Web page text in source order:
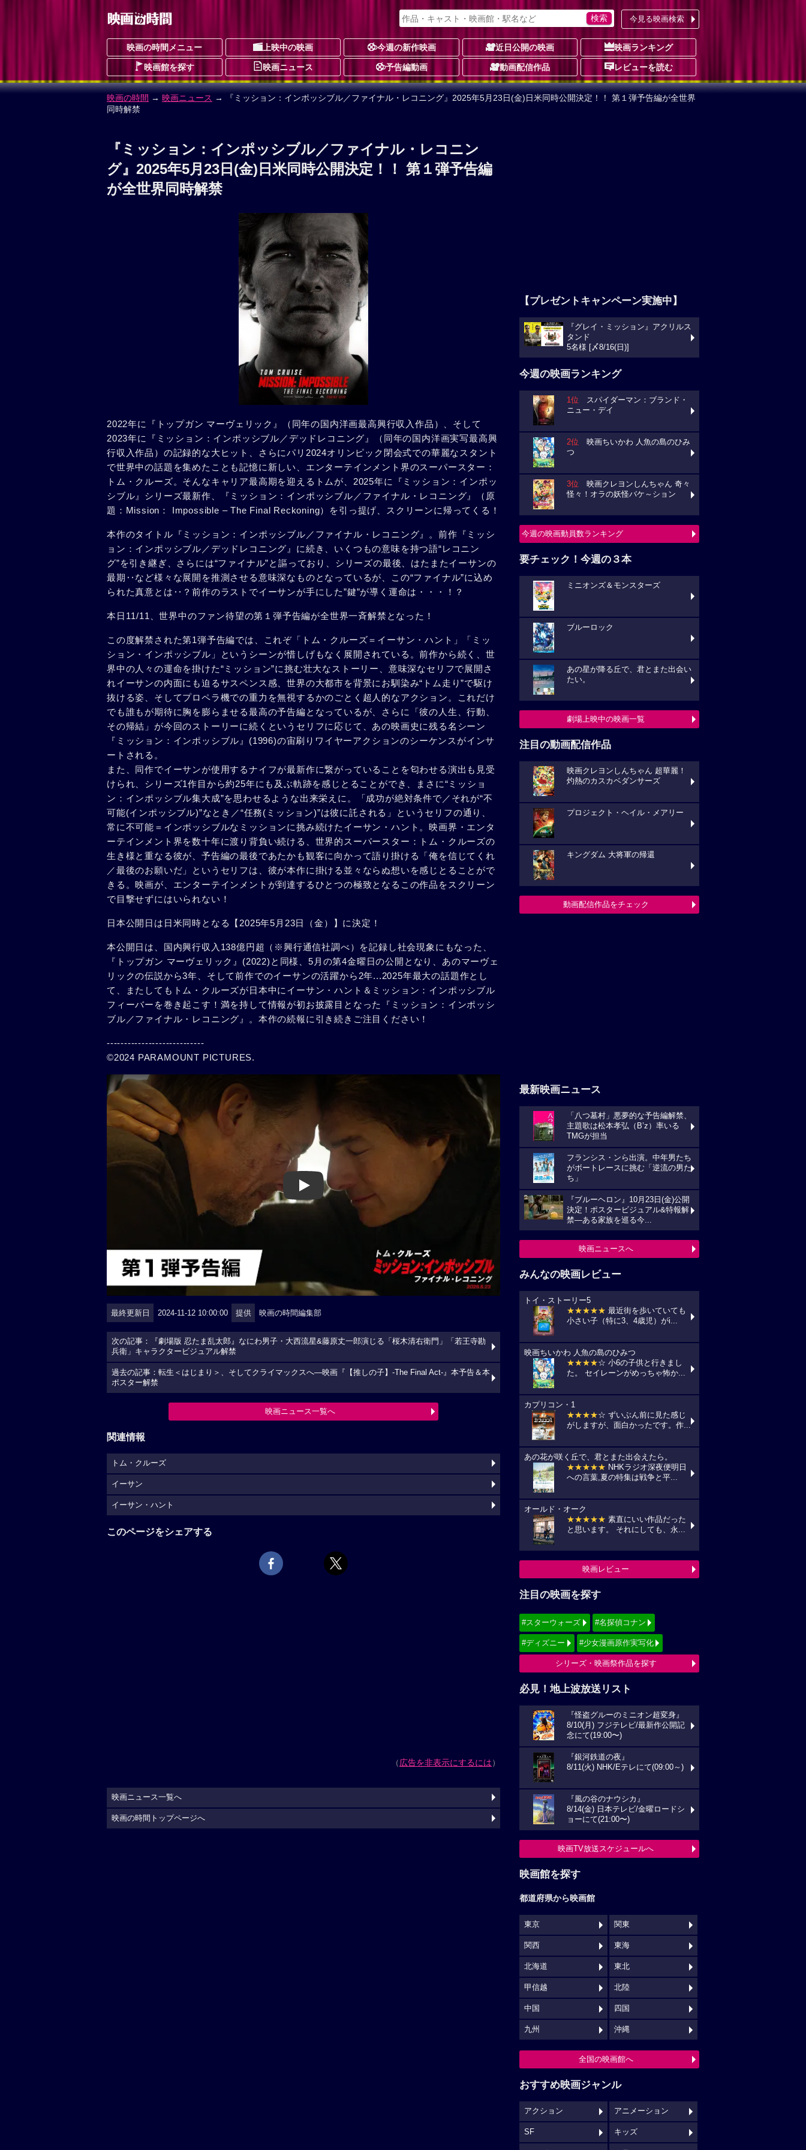
今見る映画検索
映画の時間メニュー 上映中の映画 今週の新作映画 近日公開の映画 映画ランキング
映画館を探す 映画ニュース 予告編動画 動画配信作品 レビューを読む
映画の時間 → 映画ニュース → 『ミッション：インポッシブル／ファイナル・レコニング』2025年5月23日(金)日米同時公開決定！！ 第１弾予告編が全世界
同時解禁
『ミッション：インポッシブル／ファイナル・レコニン
グ』2025年5月23日(金)日米同時公開決定！！ 第１弾予告編
が全世界同時解禁
2022年に『トップガン マーヴェリック』（同年の国内洋画最高興行収入作品）、そして
2023年に『ミッション：インポッシブル／デッドレコニング』（同年の国内洋画実写最高興
行収入作品）の記録的な大ヒット、さらにパリ2024オリンピック閉会式での華麗なスタント
で世界中の話題を集めたことも記憶に新しい、エンターテインメント界のスーパースター：
トム・クルーズ。そんなキャリア最高期を迎えるトムが、2025年に『ミッション：インポッ
シブル』シリーズ最新作、『ミッション：インポッシブル／ファイナル・レコニング』（原
題：Mission： Impossible – The Final Reckoning）を引っ提げ、スクリーンに帰ってくる！
本作のタイトル『ミッション：インポッシブル／ファイナル・レコニング』。前作『ミッシ
ョン：インポッシブル／デッドレコニング』に続き、いくつもの意味を持つ語“レコニン
グ”を引き継ぎ、さらには“ファイナル”と謳っており、シリーズの最後、はたまたイーサンの
最期‥など様々な展開を推測させる意味深なものとなっているが、この“ファイナル”に込め
られた真意とは‥？前作のラストでイーサンが手にした”鍵”が導く運命は・・・！？
本日11/11、世界中のファン待望の第１弾予告編が全世界一斉解禁となった！
この度解禁された第1弾予告編では、これぞ「トム・クルーズ＝イーサン・ハント」「ミッ
ション・インポッシブル」というシーンが惜しげもなく展開されている。前作から続く、世
界中の人々の運命を掛けた“ミッション”に挑む壮大なストーリー、意味深なセリフで展開さ
れイーサンの内面にも迫るサスペンス感、世界の大都市を背景にお馴染み“トム走り”で駆け
抜ける姿、そしてプロペラ機での重力を無視するかのごとく超人的なアクション。これだけ
でも誰もが期待に胸を膨らませる最高の予告編となっているが、さらに「彼の人生、行動、
その帰結」が今回のストーリーに続くというセリフに応じて、あの映画史に残る名シーン
『ミッション：インポッシブル』(1996)の宙刷りワイヤーアクションのシーケンスがインサ
ートされる。
また、同作でイーサンが使用するナイフが最新作に繋がっていることを匂わせる演出も見受
けられ、シリーズ1作目から約25年にも及ぶ軌跡を感じとることができ、まさに“ミッショ
ン：インポッシブル集大成”を思わせるような出来栄えに。「成功が絶対条件で／それが“不
可能(インポッシブル)”なとき／“任務(ミッション)”は彼に託される」というセリフの通り、
常に不可能＝インポッシブルなミッションに挑み続けたイーサン・ハント。映画界・エンタ
ーテインメント界を数十年に渡り背負い続ける、世界的スーパースター：トム・クルーズの
生き様と重なる彼が、予告編の最後であたかも観客に向かって語り掛ける「俺を信じてくれ
／最後のお願いだ」というセリフは、彼が本作に掛ける並々ならぬ想いを感じとることがで
きる。映画が、エンターテインメントが到達するひとつの極致となるこの作品をスクリーン
で目撃せずにはいられない！
日本公開日は日米同時となる【2025年5月23日（金）】に決定！
本公開日は、国内興行収入138億円超（※興行通信社調べ）を記録し社会現象にもなった、
『トップガン マーヴェリック』(2022)と同様、5月の第4金曜日の公開となり、あのマーヴェ
リックの伝説から3年、そして前作でのイーサンの活躍から2年...2025年最大の話題作とし
て、またしてもトム・クルーズが日本中にイーサン・ハント＆ミッション：インポッシブル
フィーバーを巻き起こす！満を持して情報が初お披露目となった『ミッション：インポッシ
ブル／ファイナル・レコニング』。本作の続報に引き続きご注目ください！
----------------------------
©2024 PARAMOUNT PICTURES.
Play
最終更新日 2024-11-12 10:00:00 提供 映画の時間編集部
次の記事：『劇場版 忍たま乱太郎』なにわ男子・大西流星&藤原丈一郎演じる「桜木清右衛門」「若王寺勘
兵衛」キャラクタービジュアル解禁
過去の記事：転生＜はじまり＞、そしてクライマックスへ―映画『【推しの子】-The Final Act-』本予告＆本
ポスター解禁
映画ニュース一覧へ
関連情報
トム・クルーズ
イーサン
イーサン・ハント
このページをシェアする
（広告を非表示にするには）
【プレゼントキャンペーン実施中】
『グレイ・ミッション』アクリルス
タンド
5名様 [〆8/16(日)]
今週の映画ランキング
1位 スパイダーマン：ブランド・
ニュー・デイ
2位 映画ちいかわ 人魚の島のひみ
つ
3位 映画クレヨンしんちゃん 奇々
怪々！オラの妖怪バケ～ション
今週の映画動員数ランキング
要チェック！今週の３本
ミニオンズ＆モンスターズ
ブルーロック
あの星が降る丘で、君とまた出会い
たい。
劇場上映中の映画一覧
注目の動画配信作品
映画クレヨンしんちゃん 超華麗！
灼熱のカスカベダンサーズ
プロジェクト・ヘイル・メアリー
キングダム 大将軍の帰還
動画配信作品をチェック
最新映画ニュース
「八つ墓村」悪夢的な予告編解禁、
主題歌は松本孝弘（B’z）率いる
TMGが担当
フランシス・ンら出演。中年男たち
がボートレースに挑む「逆流の男た
ち」
『ブルーヘロン』10月23日(金)公開
決定！ポスタービジュアル&特報解
禁―ある家族を巡る今...
映画ニュースへ
みんなの映画レビュー
トイ・ストーリー5
★★★★★ 最近街を歩いていても
小さい子（特に3、4歳児）がi...
映画ちいかわ 人魚の島のひみつ
★★★★☆ 小6の子供と行きまし
た。 セイレーンがめっちゃ怖か...
カプリコン・1
★★★★☆ ずいぶん前に見た感じ
がしますが、面白かったです。作...
あの花が咲く丘で、君とまた出会えたら。
★★★★★ NHKラジオ深夜便明日
への言葉,夏の特集は戦争と平...
オールド・オーク
★★★★★ 素直にいい作品だった
と思います。 それにしても、永...
映画レビュー
注目の映画を探す
#スターウォーズ #名探偵コナン
#ディズニー #少女漫画原作実写化
シリーズ・映画祭作品を探す
必見！地上波放送リスト
『怪盗グルーのミニオン超変身』
8/10(月) フジテレビ/最新作公開記
念にて(19:00〜)
『銀河鉄道の夜』
8/11(火) NHK/Eテレにて(09:00～)
『風の谷のナウシカ』
8/14(金) 日本テレビ/金曜ロードシ
ョーにて(21:00〜)
映画TV放送スケジュールへ
映画館を探す
都道府県から映画館
東京 関東
関西 東海
北海道 東北
甲信越 北陸
中国 四国
九州 沖縄
全国の映画館へ
おすすめ映画ジャンル
アクション アニメーション
SF キッズ
映画ニュース一覧へ
映画の時間トップページへ